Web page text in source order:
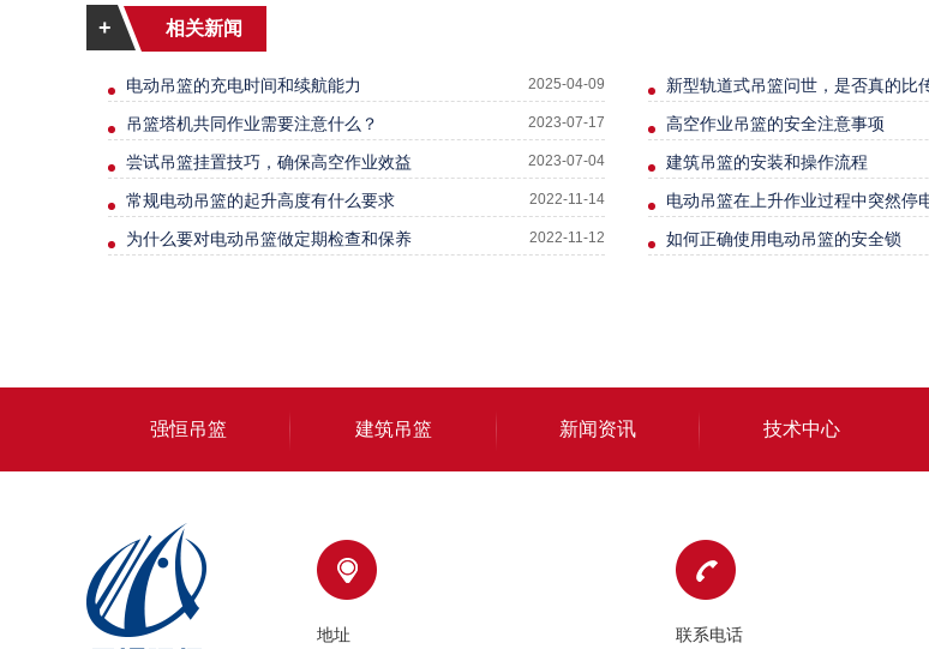
+ 相关新闻
电动吊篮的充电时间和续航能力 2025-04-09
吊篮塔机共同作业需要注意什么？ 2023-07-17 高空作业吊篮的安全注意事项
尝试吊篮挂置技巧，确保高空作业效益 2023-07-04 建筑吊篮的安装和操作流程
常规电动吊篮的起升高度有什么要求 2022-11-14
为什么要对电动吊篮做定期检查和保养 2022-11-12 如何正确使用电动吊篮的安全锁
强恒吊篮 建筑吊篮 新闻资讯 技术中心
地址 联系电话